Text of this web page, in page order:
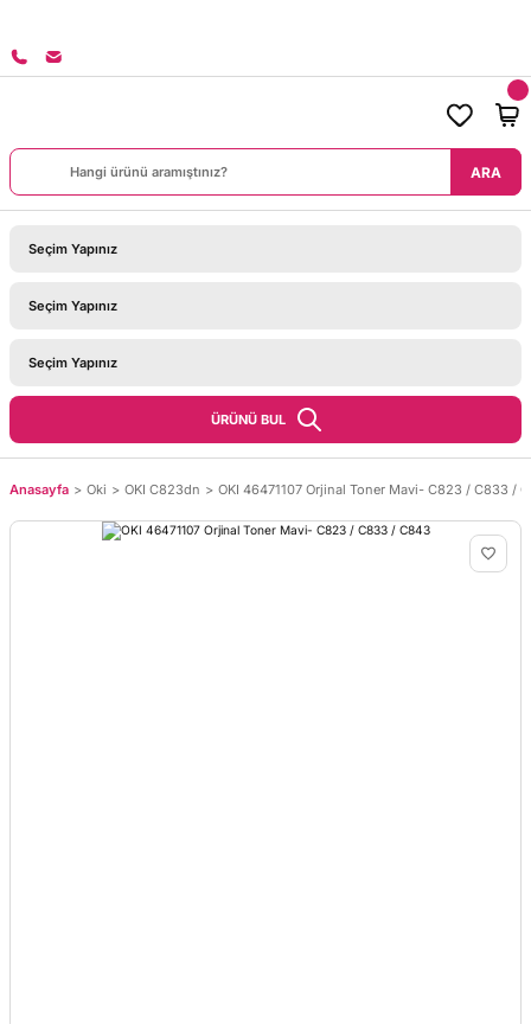
ARA
ÜRÜNÜ BUL
Anasayfa Oki OKI C823dn OKI 46471107 Orjinal Toner Mavi- C823 / C833 /